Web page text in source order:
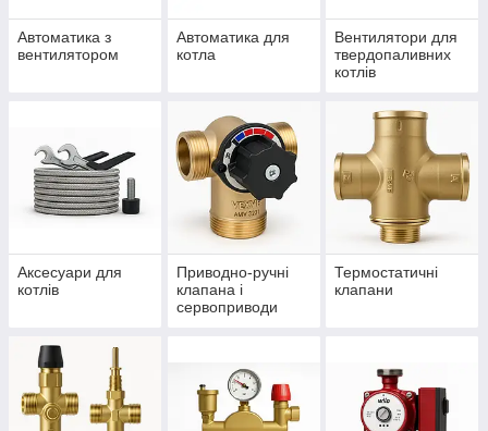
Автоматика з
вентилятором
Автоматика для
котла
Вентилятори для
твердопаливних
котлів
Аксесуари для
котлів
Приводно-ручні
клапана і
сервоприводи
Термостатичні
клапани